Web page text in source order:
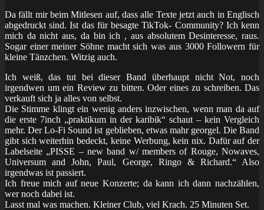
Da fällt mir beim Mitlesen auf, dass alle Texte jetzt auch in Englisch
abgedruckt sind. Ist das für besagte TikTok- Community? Ich kenn
mich da nicht aus, da bin ich , aus absolutem Desinteresse, raus.
Sogar einer meiner Söhne macht sich was aus 3000 Followern für
kleine Tänzchen. Witzig auch.
Ich weiß, das tut bei dieser Band überhaupt nicht Not, noch
irgendwen um ein Review zu bitten. Oder eines zu schreiben. Das
verkauft sich ja alles von selbst.
Die Stimme klingt ein wenig anders inzwischen, wenn man da auf
die erste 7inch „praktikum in der karibik“ schaut – kein Vergleich
mehr. Der Lo-Fi Sound ist geblieben, etwas mahr georgel. Die Band
gibt sich weiterhin bedeckt, keine Werbung, kein nix. Dafür auf der
Labelseite „PISSE – new band w/ members of Rouge, Nowaves,
Universum and John, Paul, George, Ringo & Richard.“ Also
irgendwas ist passiert.
Ich freue mich auf neue Konzerte; da kann ich dann nachzählen,
wer noch dabei ist.
Lasst mal was machen. Kleiner Club, viel Krach. 25 Minuten Set.